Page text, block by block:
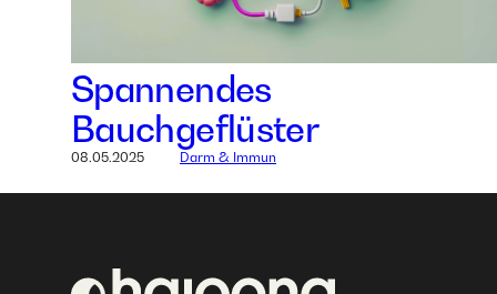
08.05.2025
Spannendes
Bauchgeflüster
Darm & Immun